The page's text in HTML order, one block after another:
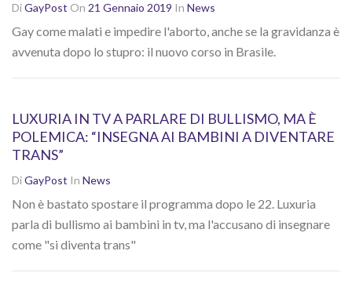
DiGayPost On 21 Gennaio 2019 In News
Gay come malati e impedire l'aborto, anche se la gravidanza è
avvenuta dopo lo stupro: il nuovo corso in Brasile.
LUXURIA IN TV A PARLARE DI BULLISMO, MA È
POLEMICA: “INSEGNA AI BAMBINI A DIVENTARE
TRANS”
DiGayPost In News
Non è bastato spostare il programma dopo le 22. Luxuria
parla di bullismo ai bambini in tv, ma l'accusano di insegnare
come "si diventa trans"